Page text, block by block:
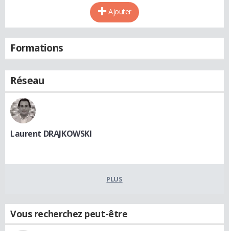
Ajouter
Formations
Réseau
Laurent DRAJKOWSKI
PLUS
Vous recherchez peut-être